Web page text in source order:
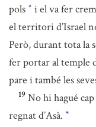
pols * i el va fer
el territori d’Israel
Però, durant tota la
fer portar al temple
pare i també les
19 No hi hagué
regnat d’Asà. *